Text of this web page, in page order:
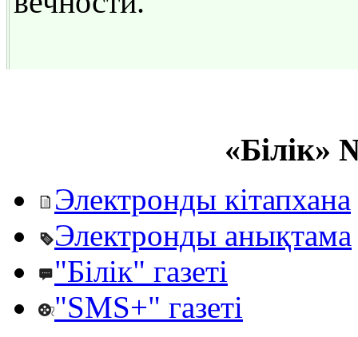
«Білік»
Электронды кітапхана
Электронды анықтама
"Білік" газеті
"SMS+" газеті